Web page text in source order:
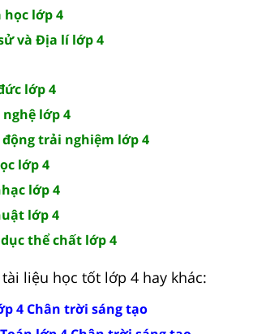
học lớp 4
và Địa lí lớp 4
lớp 4
nghệ lớp 4
trải nghiệm lớp 4
lớp 4
lớp 4
lớp 4
thể chất lớp 4
liệu học tốt lớp 4 hay khác:
4 Chân trời sáng tạo